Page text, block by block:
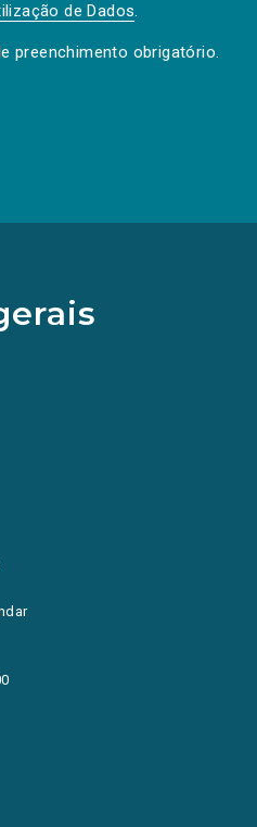
de Dados.
preenchimento obrigatório.